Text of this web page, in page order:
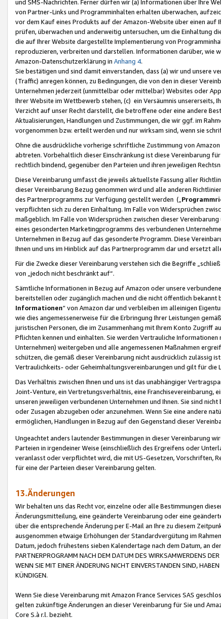
und SMS-Nachrichten. Ferner dürfen wir (a) Informationen über Ihre
von Partner-Links und Programminhalten erhalten überwachen,
vor dem Kauf eines Produkts auf der Amazon-Website über einen
prüfen, überwachen und anderweitig untersuchen, um die Einhaltung
die auf Ihrer Website dargestellte Implementierung von
reproduzieren, verbreiten und darstellen. Informationen darüber, wie
Amazon-Datenschutzerklärung in Anhang 4.
Sie bestätigen und sind damit einverstanden, dass (a) wir und
(Traffic) anregen können, zu Bedingungen, die von den in dieser
Unternehmen jederzeit (unmittelbar oder mittelbar) Websites oder
Ihrer Website im Wettbewerb stehen, (c) ein Versäumnis unsererseits,
Verzicht auf unser Recht darstellt, die betroffene oder eine andere
Aktualisierungen, Handlungen und Zustimmungen, die wir ggf. im
vorgenommen bzw. erteilt werden und nur wirksam sind, wenn sie
Ohne die ausdrückliche vorherige schriftliche Zustimmung von
abtreten. Vorbehaltlich dieser Einschränkung ist diese Vereinbarung
rechtlich bindend, gegenüber den Parteien und ihren jeweiligen
Diese Vereinbarung umfasst die jeweils aktuellste Fassung aller
dieser Vereinbarung Bezug genommen wird und alle anderen
des Partnerprogramms zur Verfügung gestellt werden („
verpflichten sich zu deren Einhaltung. Im Falle von Widersprüchen
maßgeblich. Im Falle von Widersprüchen zwischen dieser
eines gesonderten Marketingprogramms des verbundenen
Unternehmen in Bezug auf das gesonderte Programm. Diese
Ihnen und uns im Hinblick auf das Partnerprogramm dar und ersetzt
Für die Zwecke dieser Vereinbarung verstehen sich die Begriffe
von „jedoch nicht beschränkt auf“.
Sämtliche Informationen in Bezug auf Amazon oder unsere
bereitstellen oder zugänglich machen und die nicht öffentlich
Informationen“ von Amazon dar und verbleiben im alleinigen
wie dies angemessenerweise für die Erbringung Ihrer Leistungen
juristischen Personen, die im Zusammenhang mit Ihrem Konto
Pflichten kennen und einhalten. Sie werden Vertrauliche
Unternehmen) weitergeben und alle angemessenen Maßnahmen
schützen, die gemäß dieser Vereinbarung nicht ausdrücklich zulässig
Vertraulichkeits- oder Geheimhaltungsvereinbarungen und gilt für die
Das Verhältnis zwischen Ihnen und uns ist das unabhängiger
Joint-Venture, ein Vertretungsverhältnis, eine Franchisevereinbarung,
unseren jeweiligen verbundenen Unternehmen und Ihnen. Sie sind
oder Zusagen abzugeben oder anzunehmen. Wenn Sie eine andere
ermöglichen, Handlungen in Bezug auf den Gegenstand dieser
Ungeachtet anders lautender Bestimmungen in dieser Vereinbarung
Parteien in irgendeiner Weise (einschließlich des Ergreifens oder
veranlasst oder verpflichtet wird, die mit US-Gesetzen, Vorschriften,
für eine der Parteien dieser Vereinbarung gelten.
13.Änderungen
Wir behalten uns das Recht vor, einzelne oder alle Bestimmungen
Änderungsmitteilung, eine geänderte Vereinbarung oder eine
über die entsprechende Änderung per E-Mail an Ihre zu diesem
ausgenommen etwaige Erhöhungen der Standardvergütung im
Datum, jedoch frühestens sieben Kalendertage nach dem Datum, an
PARTNERPROGRAMM NACH DEM DATUM DES WIRKSAMWERDENS
WENN SIE MIT EINER ÄNDERUNG NICHT EINVERSTANDEN SIND,
KÜNDIGEN.
Wenn Sie diese Vereinbarung mit Amazon France Services SAS
gelten zukünftige Änderungen an dieser Vereinbarung für Sie und
Core S.à r.l. bezieht.